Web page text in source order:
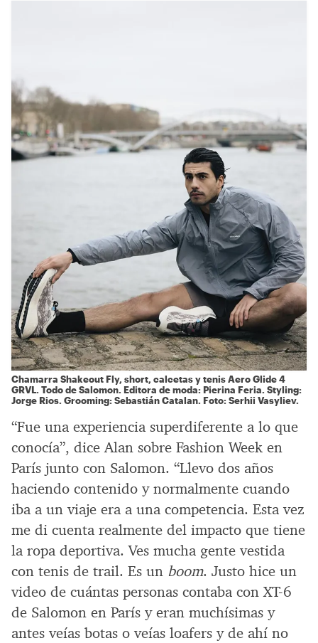
Chamarra Shakeout Fly, short, calcetas y tenis Aero Glide 4
GRVL. Todo de Salomon. Editora de moda: Pierina Feria. Styling:
Jorge Rios. Grooming: Sebastián Catalan. Foto: Serhii Vasyliev.
“Fue una experiencia superdiferente a lo que
conocía”, dice Alan sobre Fashion Week en
París junto con Salomon. “Llevo dos años
haciendo contenido y normalmente cuando
iba a un viaje era a una competencia. Esta vez
me di cuenta realmente del impacto que tiene
la ropa deportiva. Ves mucha gente vestida
con tenis de trail. Es un boom. Justo hice un
video de cuántas personas contaba con XT-6
de Salomon en París y eran muchísimas y
antes veías botas o veías loafers y de ahí no